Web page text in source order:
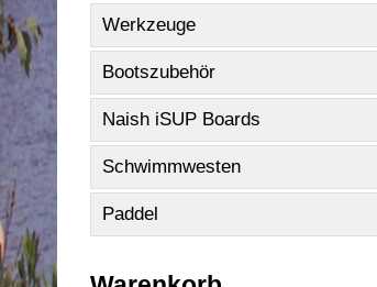
Werkzeuge
Bootszubehör
Naish iSUP Boards
Schwimmwesten
Paddel